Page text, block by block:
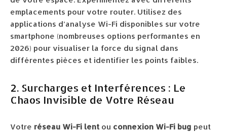
emplacements pour votre router. Utilisez des
applications d’analyse Wi-Fi disponibles sur votre
smartphone (nombreuses options performantes en
2026) pour visualiser la force du signal dans
différentes pièces et identifier les points faibles.
2. Surcharges et Interférences : Le
Chaos Invisible de Votre Réseau
Votre réseau Wi-Fi lent ou connexion Wi-Fi bug peut